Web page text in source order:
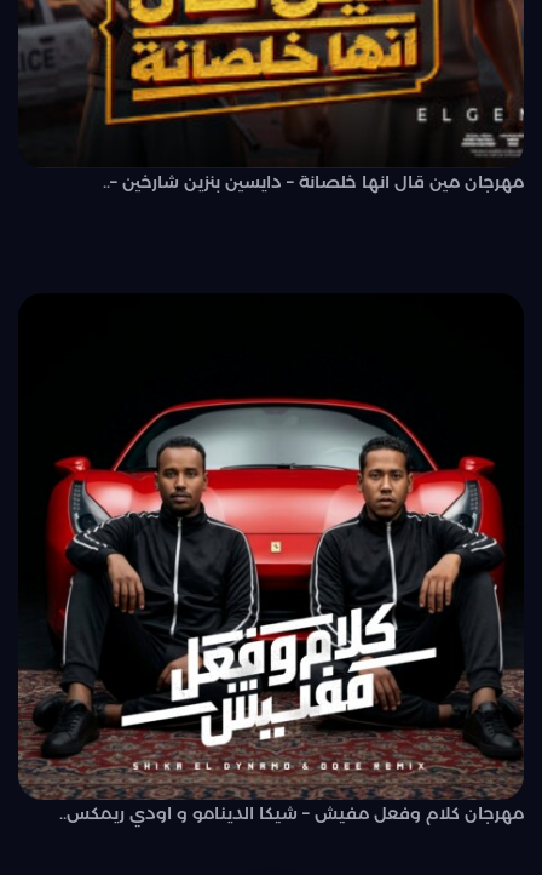
مهرجان مين قال انها خلصانة – دايسين بنزين شارخين –..
مهرجان كلام وفعل مفيش – شيكا الدينامو و اودي ريمكس..